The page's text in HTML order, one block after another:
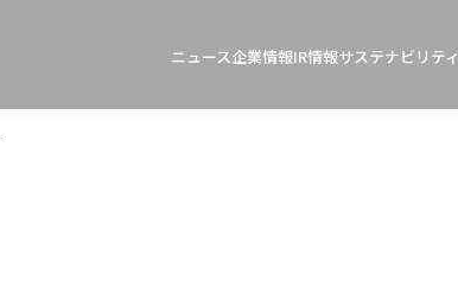
ニュース企業情報IR情報サステナビリティ